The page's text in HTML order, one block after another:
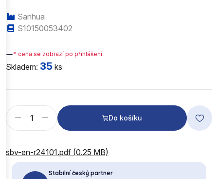
Sanhua
S10150053402
—* cena se zobrazí po přihlášení
Skladem: 35 ks
Do košíku
sbv-en-r24101.pdf (0.25 MB)
Stabilní český partner